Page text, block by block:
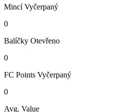
Mincí Vyčerpaný
0
Balíčky Otevřeno
0
FC Points Vyčerpaný
0
Avg. Value